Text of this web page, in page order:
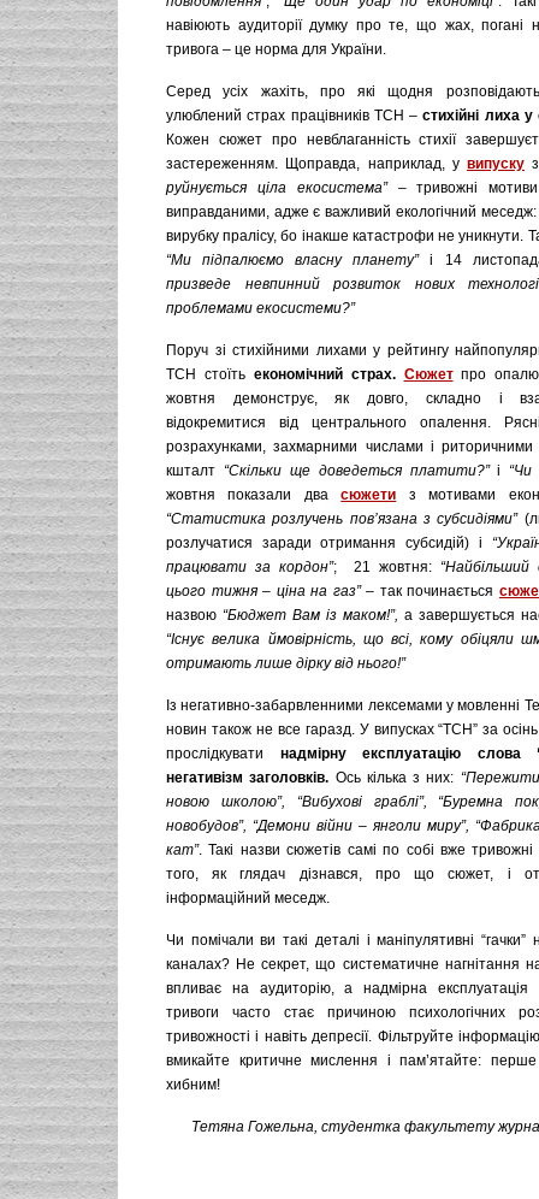
навіюють аудиторії думку про те, що жах, погані
тривога – це норма для України.
Серед усіх жахіть, про які щодня
улюблений страх працівників ТСН –стихійні лиха у
Кожен сюжет про невблаганність стихії
застереженням. Щоправда, наприклад, у випуску
руйнується ціла екосистема”– тривожні
виправданими, адже є важливий екологічний
вирубку пралісу, бо інакше катастрофи не уникнути.
“Ми підпалюємо власну планету”і 14
призведе невпинний розвиток нових
проблемами екосистеми?”
Поруч зі стихійними лихами у рейтингу
ТСН стоїть економічний страх. Сюжетпро
жовтня демонструє, як довго, складно і
відокремитися від центрального опалення.
розрахунками, захмарними числами і
кшталт “Скільки ще доведеться платити?”і “Чи
жовтня показали двасюжети з мотивами
“Статистика розлучень пов’язана з субсидіями”
розлучатися заради отримання субсидій) і
працювати за кордон”; 21 жовтня: “Найбільший
цього тижня– ціна на газ”– так починається
назвою “Бюджет Вам із маком!”, а завершується
“Існує велика ймовірність, що всі, кому обіцяли
отримають лише дірку від нього!”
Із негативно-забарвленними лексемами у мовленні
новин також не все гаразд. У випусках “ТСН” за
прослідкувати надмірну експлуатацію слова
негативізм заголовків. Ось кілька з них:
новою школою”, “Вибухові граблі”, “Буремна
новобудов”, “Демони війни – янголи миру”, “Фабрика
кат”. Такі назви сюжетів самі по собі вже
того, як глядач дізнався, про що сюжет, і
інформаційний меседж.
Чи помічали ви такі деталі і маніпулятивні
каналах? Не секрет, що систематичне нагнітання
впливає на аудиторію, а надмірна експлуатація
тривоги часто стає причиною психологічних
тривожності і навіть депресії. Фільтруйте
вмикайте критичне мислення і пам’ятайте:
хибним!
Тетяна Гожельна, студентка факультету